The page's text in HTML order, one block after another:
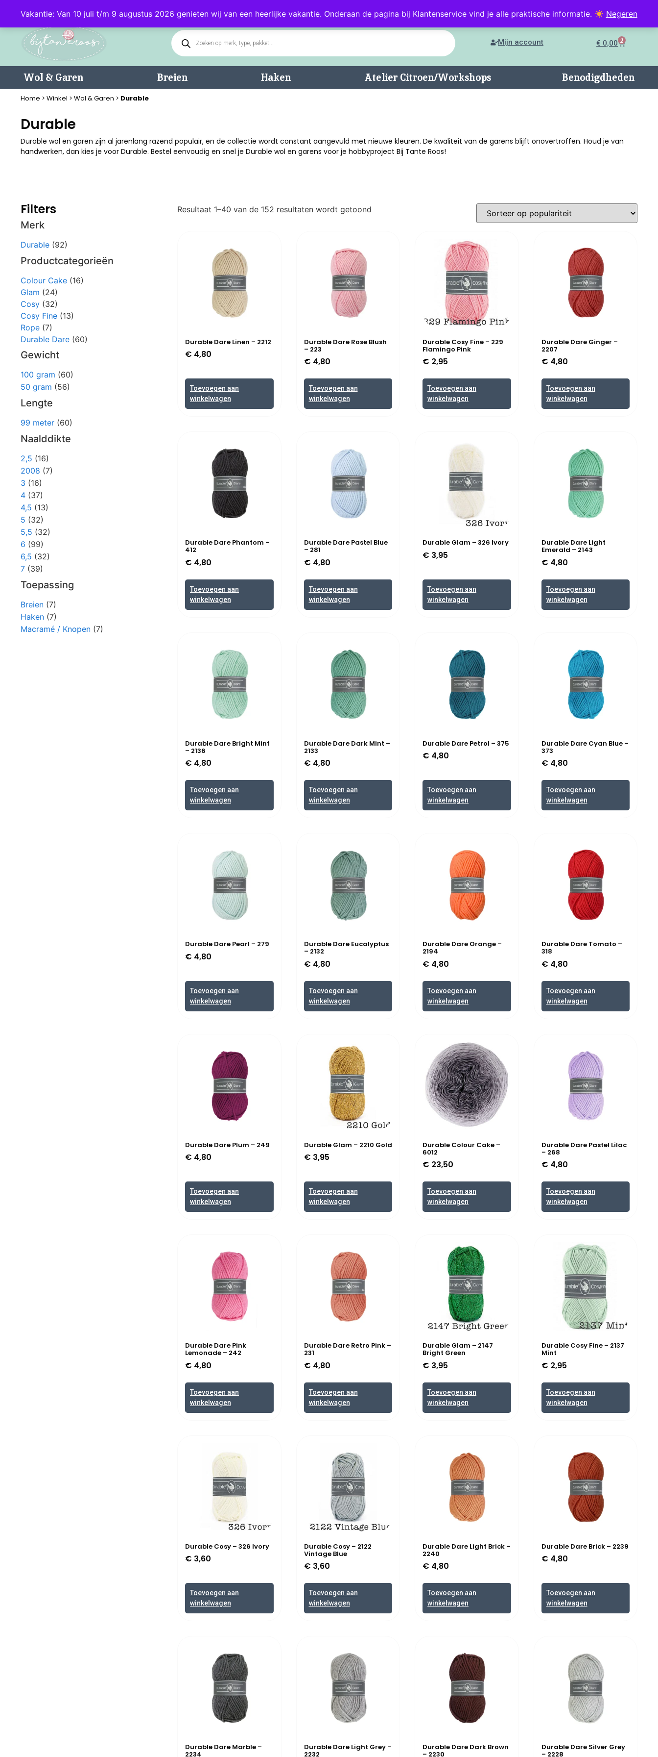
Vakantie: Van 10 juli t/m 9 augustus 2026 genieten wij van een heerlijke vakantie. Onderaan de pagina bij Klantenservice vind je alle praktische informatie. Negeren
Blog Klantenservice
Mijn account € 0,00 0
Wol & Garen Breien Haken Atelier Citroen/Workshops Benodigdheden
Home > Winkel > Wol & Garen > Durable
Durable
Durable wol en garen zijn al jarenlang razend populair, en de collectie wordt constant aangevuld met nieuwe kleuren. De kwaliteit van de garens blijft onovertroffen. Houd je van
handwerken, dan kies je voor Durable. Bestel eenvoudig en snel je Durable wol en garens voor je hobbyproject Bij Tante Roos!
Filters
Merk
Durable (92)
Productcategorieën
Colour Cake (16)
Glam (24)
Cosy (32)
Cosy Fine (13)
Rope (7)
Durable Dare (60)
Gewicht
100 gram (60)
50 gram (56)
Lengte
99 meter (60)
Naalddikte
2,5 (16)
2008 (7)
3 (16)
4 (37)
4,5 (13)
5 (32)
5,5 (32)
6 (99)
6,5 (32)
7 (39)
Toepassing
Breien (7)
Haken (7)
Macramé / Knopen (7)
Resultaat 1–40 van de 152 resultaten wordt getoond
Durable Dare Linen – 2212
€ 4,80
Toevoegen aan
winkelwagen
Durable Dare Rose Blush
– 223
€ 4,80
Toevoegen aan
winkelwagen
Durable Cosy Fine – 229
Flamingo Pink
€ 2,95
Toevoegen aan
winkelwagen
Durable Dare Ginger –
2207
€ 4,80
Toevoegen aan
winkelwagen
Durable Dare Phantom –
412
€ 4,80
Toevoegen aan
winkelwagen
Durable Dare Pastel Blue
– 281
€ 4,80
Toevoegen aan
winkelwagen
Durable Glam – 326 Ivory
€ 3,95
Toevoegen aan
winkelwagen
Durable Dare Light
Emerald – 2143
€ 4,80
Toevoegen aan
winkelwagen
Durable Dare Bright Mint
– 2136
€ 4,80
Toevoegen aan
winkelwagen
Durable Dare Dark Mint –
2133
€ 4,80
Toevoegen aan
winkelwagen
Durable Dare Petrol – 375
€ 4,80
Toevoegen aan
winkelwagen
Durable Dare Cyan Blue –
373
€ 4,80
Toevoegen aan
winkelwagen
Durable Dare Pearl – 279
€ 4,80
Toevoegen aan
winkelwagen
Durable Dare Eucalyptus
– 2132
€ 4,80
Toevoegen aan
winkelwagen
Durable Dare Orange –
2194
€ 4,80
Toevoegen aan
winkelwagen
Durable Dare Tomato –
318
€ 4,80
Toevoegen aan
winkelwagen
Durable Dare Plum – 249
€ 4,80
Toevoegen aan
winkelwagen
Durable Glam – 2210 Gold
€ 3,95
Toevoegen aan
winkelwagen
Durable Colour Cake –
6012
€ 23,50
Toevoegen aan
winkelwagen
Durable Dare Pastel Lilac
– 268
€ 4,80
Toevoegen aan
winkelwagen
Durable Dare Pink
Lemonade – 242
€ 4,80
Toevoegen aan
winkelwagen
Durable Dare Retro Pink –
231
€ 4,80
Toevoegen aan
winkelwagen
Durable Glam – 2147
Bright Green
€ 3,95
Toevoegen aan
winkelwagen
Durable Cosy Fine – 2137
Mint
€ 2,95
Toevoegen aan
winkelwagen
Durable Cosy – 326 Ivory
€ 3,60
Toevoegen aan
winkelwagen
Durable Cosy – 2122
Vintage Blue
€ 3,60
Toevoegen aan
winkelwagen
Durable Dare Light Brick –
2240
€ 4,80
Toevoegen aan
winkelwagen
Durable Dare Brick – 2239
€ 4,80
Toevoegen aan
winkelwagen
Durable Dare Marble –
2234
Durable Dare Light Grey –
2232
Durable Dare Dark Brown
– 2230
Durable Dare Silver Grey
– 2228